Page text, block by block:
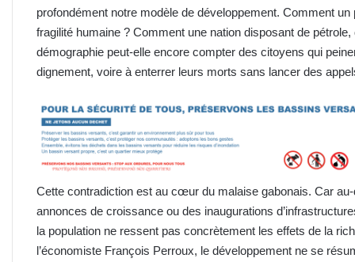
profondément notre modèle de développement. Comment
fragilité humaine ? Comment une nation disposant de pétrole,
démographie peut-elle encore compter des citoyens qui
dignement, voire à enterrer leurs morts sans lancer des
Cette contradiction est au cœur du malaise gabonais. Car
annonces de croissance ou des inaugurations
la population ne ressent pas concrètement les effets de la
l’économiste François Perroux, le développement ne se